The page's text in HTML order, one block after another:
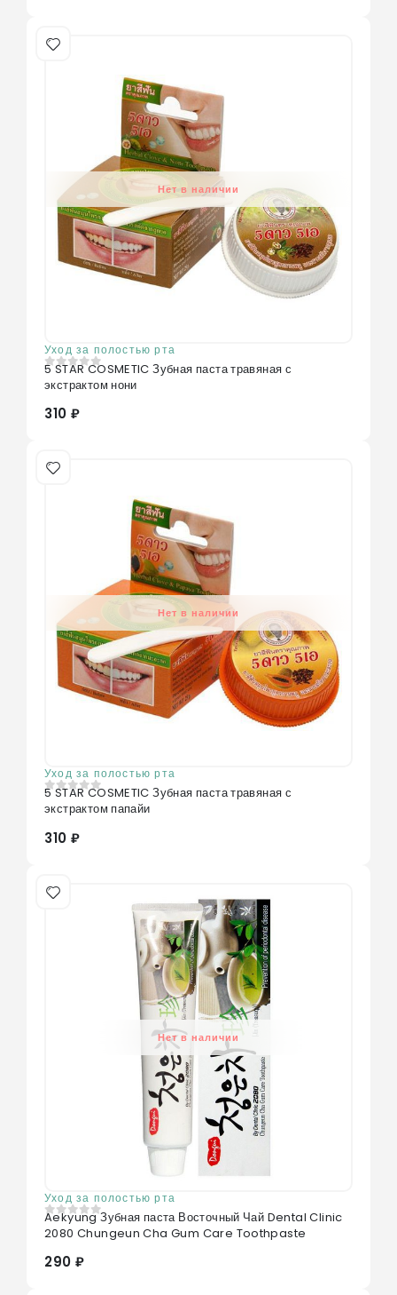
Нет в наличии
Уход за полостью рта
0 из 5
5 STAR COSMETIC Зубная паста травяная с
экстрактом нони
310 ₽
Нет в наличии
Уход за полостью рта
0 из 5
5 STAR COSMETIC Зубная паста травяная с
экстрактом папайи
310 ₽
Нет в наличии
Уход за полостью рта
0из 5
Aekyung Зубная паста Восточный Чай Dental Clinic
2080 Chungeun Cha Gum Care Toothpaste
290 ₽